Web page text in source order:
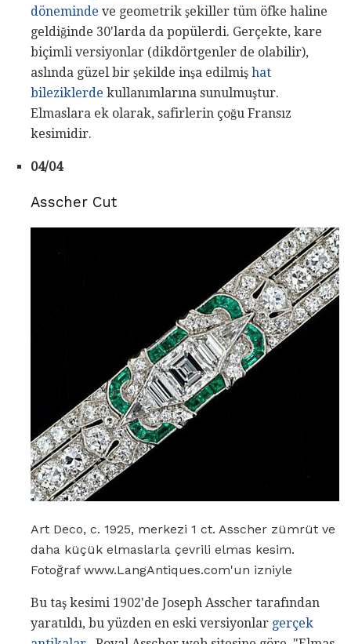
döneminde ve geometrik şekiller tüm öfke haline
geldiğinde 30'larda da popülerdi. Gerçekte, kare
biçimli versiyonlar (dikdörtgenler de olabilir),
aslında güzel bir şekilde inşa edilmiş hat
bileziklerde kullanımlarına sunulmuştur.
Elmaslara ek olarak, safirlerin çoğu Fransız
kesimidir.
04/04
Asscher Cut
Art Deco, c. 1925, merkezi 1 ct. Asscher zümrüt ve
daha küçük elmaslarla çevrili elmas kesim.
Fotoğraf www.LangAntiques.com'un izniyle
Bu taş kesimi 1902'de Joseph Asscher tarafından
yaratıldı, bu yüzden en eski versiyonlar gerçek